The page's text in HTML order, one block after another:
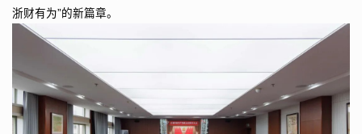
浙财有为”的新篇章。